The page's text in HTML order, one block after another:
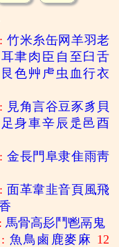
竹米糸缶网 羊羽老
耳聿肉 臣 自 至 臼舌
艮色艸 虍 虫 血行衣
見角言谷豆豕豸 貝
足身車辛辰 辵 邑酉
金長門 阜隶隹雨靑
面革韋韭音頁風飛
馬骨高髟 鬥鬯鬲 鬼
魚鳥 鹵 鹿麥 麻 12